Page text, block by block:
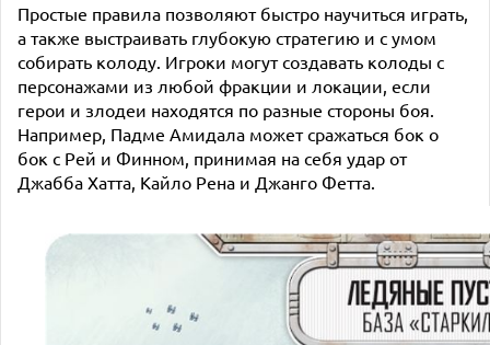
Простые правила позволяют быстро научиться играть,
а также выстраивать глубокую стратегию и с умом
собирать колоду. Игроки могут создавать колоды с
персонажами из любой фракции и локации, если
герои и злодеи находятся по разные стороны боя.
Например, Падме Амидала может сражаться бок о
бок с Рей и Финном, принимая на себя удар от
Джабба Хатта, Кайло Рена и Джанго Фетта.